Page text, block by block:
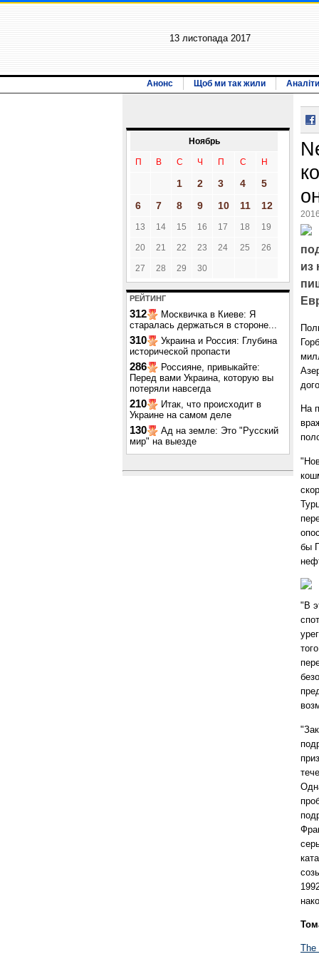
13 листопада 2017
Анонс Щоб ми так жили
Ноябрь
П В С Ч П С Н
1 2 3 4
5
6
7 8 9 10 11 12
13 14 15 16 17 18 19
20 21 22 23 24 25 26
27 28 29 30
РЕЙТИНГ
312
Москвичка в Киеве: Я
старалась держаться в стороне...
310
Украина и Россия: Глубина
исторической пропасти
286
Россияне, привыкайте:
Перед вами Украина, которую вы
потеряли навсегда
210
Итак, что происходит в
Украине на самом деле
130
Ад на земле: Это "Русский
мир" на выезде
из
На
бы
"В
The